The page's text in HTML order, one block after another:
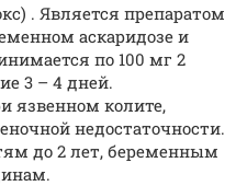
. Является препаратом
аскаридозе и
по 100 мг 2
3 – 4 дней.
язвенном колите,
недостаточности.
до 2 лет, беременным